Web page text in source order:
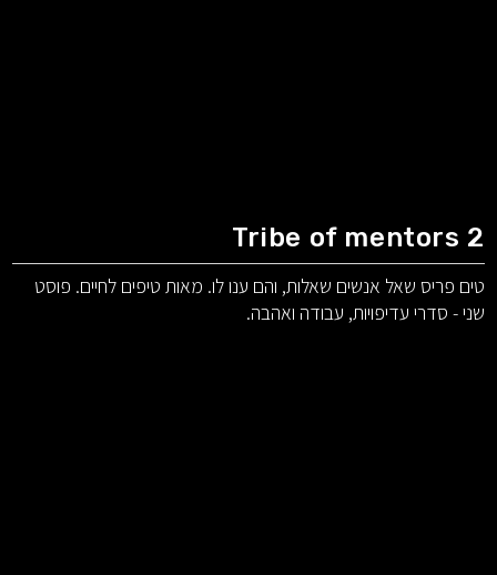
Tribe of mentors 2
טים פריס שאל אנשים שאלות, והם ענו לו. מאות טיפים לחיים. פוסט
שני - סדרי עדיפויות, עבודה ואהבה.